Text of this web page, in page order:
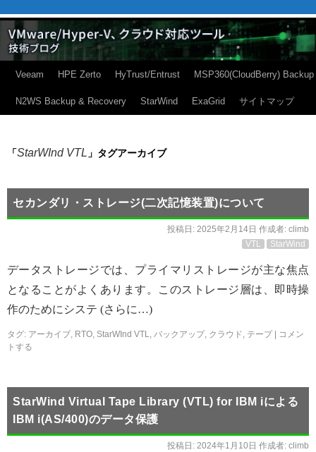
Veeam HPE Zerto HyTrust/Entrust MSP360(CloudBerry) Backup
N2WS Backup & Recovery StarWind ExaGrid サイトマップ
「StarWInd VTL 」タグアーカイブ
セカンダリ・ストレージ(二次記憶装置)について
投稿日: 2025年2月14日 作成者: climb
VTL
StarWind
データストレージでは、プライマリストレージが主な焦点
となることがよくあります。このストレージ層は、即時操
作のためにシステ (さらに…)
タグ: アーカイブ, RTO, StarWInd VTL, バックアップ, クラウド, テープ
コメン
トする
StarWind Virtual Tape Library (VTL) for IBM iによる
IBM i(AS/400)のデータ保護
投稿日: 2024年1月10日 作成者: climb